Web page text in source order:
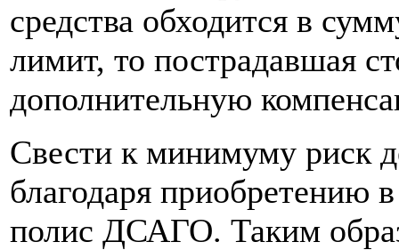
средства обходится в
лимит, то пострадавшая
дополнительную
Свести к минимуму риск
благодаря
полис ДСАГО. Таким